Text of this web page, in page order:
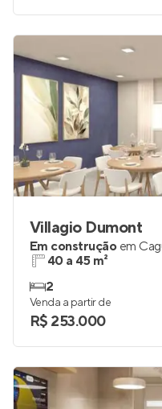
Villagio Dumont
Em construção em
40 a 45 m²
2
Venda a partir de
R$ 253.000